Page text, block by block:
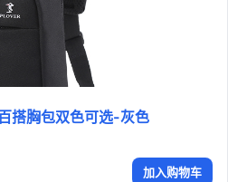
搭胸包双色可选-灰色
加入购物车